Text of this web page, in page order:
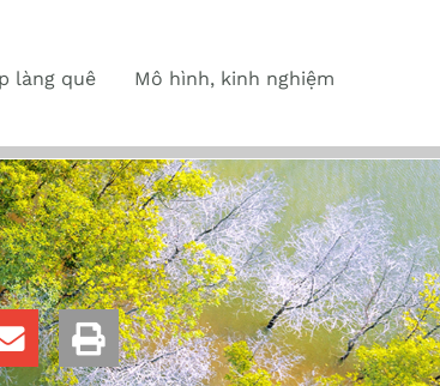
làng quê Mô hình, kinh nghiệm